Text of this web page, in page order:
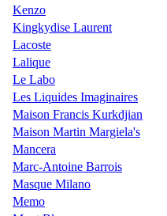
Kenzo
Kingkydise Laurent
Lacoste
Lalique
Le Labo
Les Liquides Imaginaires
Maison Francis Kurkdjian
Maison Martin Margiela's
Mancera
Marc-Antoine Barrois
Masque Milano
Memo